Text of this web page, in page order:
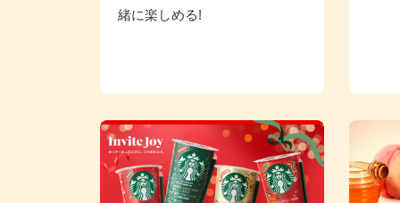
緒に楽しめる!